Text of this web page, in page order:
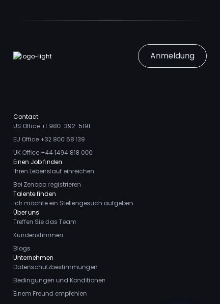
Anmeldung
Contact
US Office +1 980-392-5191
EU Office +32 800 58 139
UK Office +44 1494 818 000
Einen Job finden
Ihren Lebenslauf einreichen
Bei Zenopa registrieren
Talente finden
Ich möchte ein Stellengesuch aufgeben
Über uns
Treffen Sie das Team
Kundenstimmen
Blogs
Unternehmen
Datenschutzbestimmungen
Bedingungen und Konditionen
Einem Freund empfehlen